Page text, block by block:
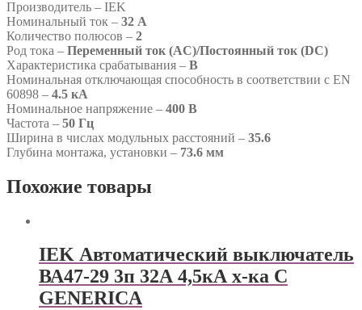
Производитель – IEK
Номинальный ток – 32 А
Количество полюсов – 2
Род тока – Переменный ток (AC)/Постоянный ток (DC)
Характеристика срабатывания – B
Номинальная отключающая способность в соответствии с EN
60898 – 4.5 кА
Номинальное напряжение – 400 В
Частота – 50 Гц
Ширина в числах модульных расстояний – 35.6
Глубина монтажа, установки – 73.6 мм
Похожие товары
IEK Автоматический выключатель
ВА47-29 3п 32А 4,5кА х-ка С
GENERICА